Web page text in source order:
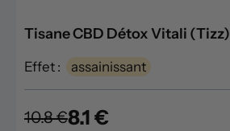
Tisane CBD Détox Vitali (Tizz)
Effet : assainissant
10.8 €8.1 €